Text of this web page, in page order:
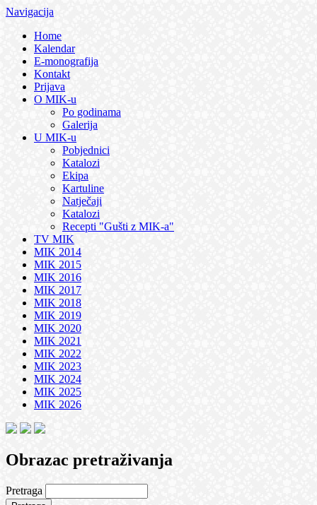
Navigacija
Home
Kalendar
E-monografija
Kontakt
Prijava
O MIK-u
Po godinama
Galerija
U MIK-u
Pobjednici
Katalozi
Ekipa
Kartuline
Natječaji
Katalozi
Recepti "Gušti z MIK-a"
TV MIK
MIK 2014
MIK 2015
MIK 2016
MIK 2017
MIK 2018
MIK 2019
MIK 2020
MIK 2021
MIK 2022
MIK 2023
MIK 2024
MIK 2025
MIK 2026
Obrazac pretraživanja
Pretraga